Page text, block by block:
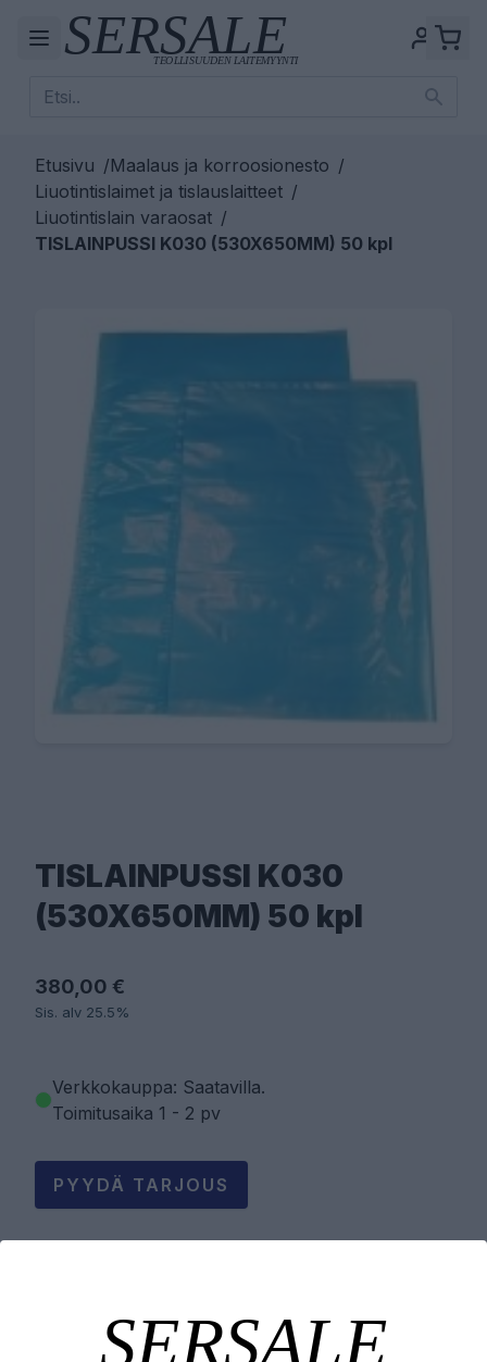
Etusivu /Maalaus ja korroosionesto /
Liuotintislaimet ja tislauslaitteet /
Liuotintislain varaosat /
TISLAINPUSSI K030 (530X650MM) 50 kpl
TISLAINPUSSI K030
(530X650MM) 50 kpl
380,00 €
Sis. alv 25.5%
Verkkokauppa: Saatavilla.
Toimitusaika 1 - 2 pv
PYYDÄ TARJOUS